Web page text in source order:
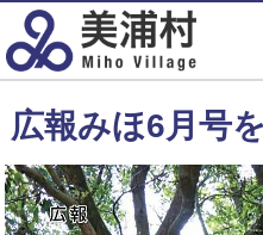
広報みほ6月号